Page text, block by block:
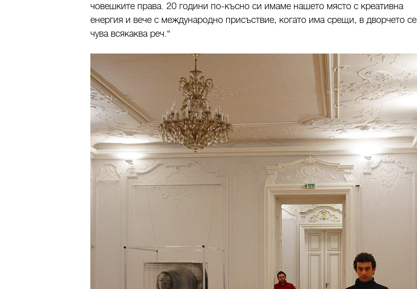
човешките права. 20 години по-късно си имаме нашето място с креативна
енергия и вече с международно присъствие, когато има срещи, в дворчето се
чува всякаква реч.“